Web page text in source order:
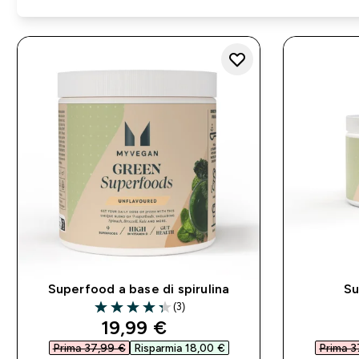
Superfood a base di spirulina
4.33 out of 5 stars
(3)
discounted price
19,99 €‎
Prima 37,99 €‎ Risparmia 18,00 €‎ Prima